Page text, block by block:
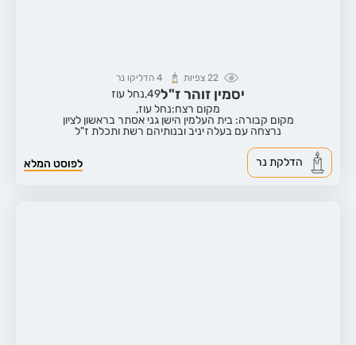
22 צפיות 4 הדליקו נר
יסמין זוהר ז"ל49, נחל עוז
מקום רצח:נחל עוז,
מקום קבורה: בית העלמין הישן גני אסתר בראשון לציון
נרצחה עם בעלה יניב ובנותיהם רשת ותכלת ז"ל
לפוסט המלא הדלקת נר